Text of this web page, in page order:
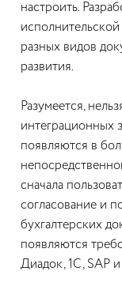
настроить.
разных видов
развития.
Разумеется,
интеграционных
появляются в
сначала
согласование и
бухгалтерских
появляются
Диадок, 1С, SAP и